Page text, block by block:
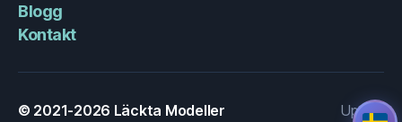
Blogg
Kontakt
© 2021-2026 Läckta Modeller Upp↑